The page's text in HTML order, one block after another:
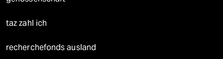
taz zahl ich
recherchefonds ausland